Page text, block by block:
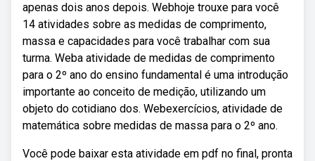
apenas dois anos depois. Webhoje trouxe para você
14 atividades sobre as medidas de comprimento,
massa e capacidades para você trabalhar com sua
turma. Weba atividade de medidas de comprimento
para o 2º ano do ensino fundamental é uma introdução
importante ao conceito de medição, utilizando um
objeto do cotidiano dos. Webexercícios, atividade de
matemática sobre medidas de massa para o 2º ano.
Você pode baixar esta atividade em pdf no final, pronta